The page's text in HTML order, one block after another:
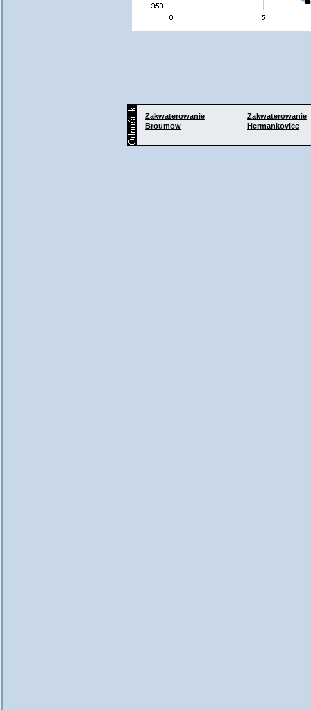
Zakwaterowanie
Broumow
Zakwaterowanie
Hermankovice